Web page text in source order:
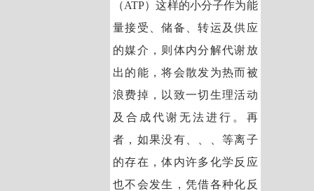
（ATP）这样的小分子作为能
量接受、储备、转运及供应
的媒介，则体内分解代谢放
出的能，将会散发为热而被
浪费掉，以致一切生理活动
及合成代谢无法进行。再
者，如果没有、、、等离子
的存在，体内许多化学反应
也不会发生，凭借各种化反